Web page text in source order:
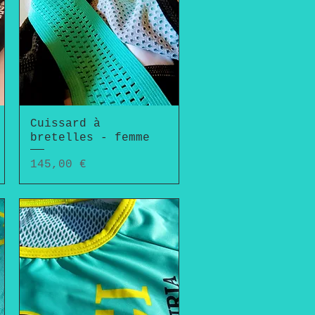
Aperçu rapide
Cuissard à
bretelles - femme
Prix
145,00 €